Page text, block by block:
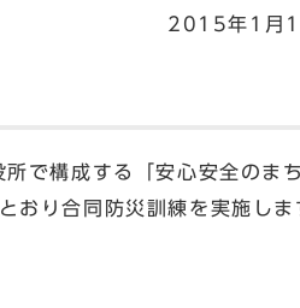
2015年1月
で構成する「安心安全のま
おり合同防災訓練を実施しま